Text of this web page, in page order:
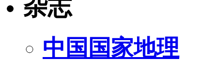
杂志
中国国家地理